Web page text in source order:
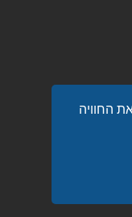
החוויה